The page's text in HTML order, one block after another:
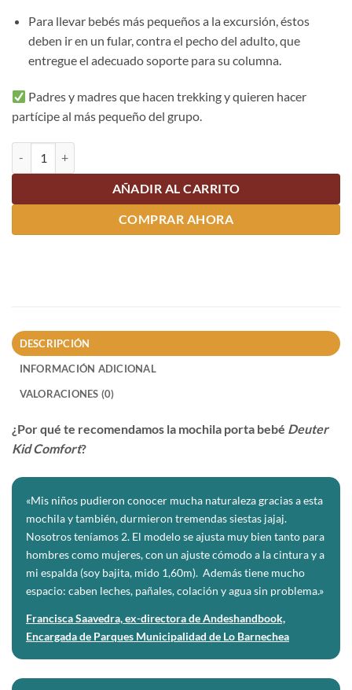
Para llevar bebés más pequeños a la excursión, éstos
deben ir en un fular, contra el pecho del adulto, que
entregue el adecuado soporte para su columna.
Padres y madres que hacen trekking y quieren hacer
partícipe al más pequeño del grupo.
AÑADIR AL CARRITO
COMPRAR AHORA
DESCRIPCIÓN
INFORMACIÓN ADICIONAL
VALORACIONES (0)
¿Por qué te recomendamos la mochila porta bebé Deuter
Kid Comfort?
«Mis niños pudieron conocer mucha naturaleza gracias a esta
mochila y también, durmieron tremendas siestas jajaj.
Nosotros teníamos 2. El modelo se ajusta muy bien tanto para
hombres como mujeres, con un ajuste cómodo a la cintura y a
mi espalda (soy bajita, mido 1,60m). Además tiene mucho
espacio: caben leches, pañales, colación y agua sin problema.»
Francisca Saavedra, ex-directora de Andeshandbook,
Encargada de Parques Municipalidad de Lo Barnechea